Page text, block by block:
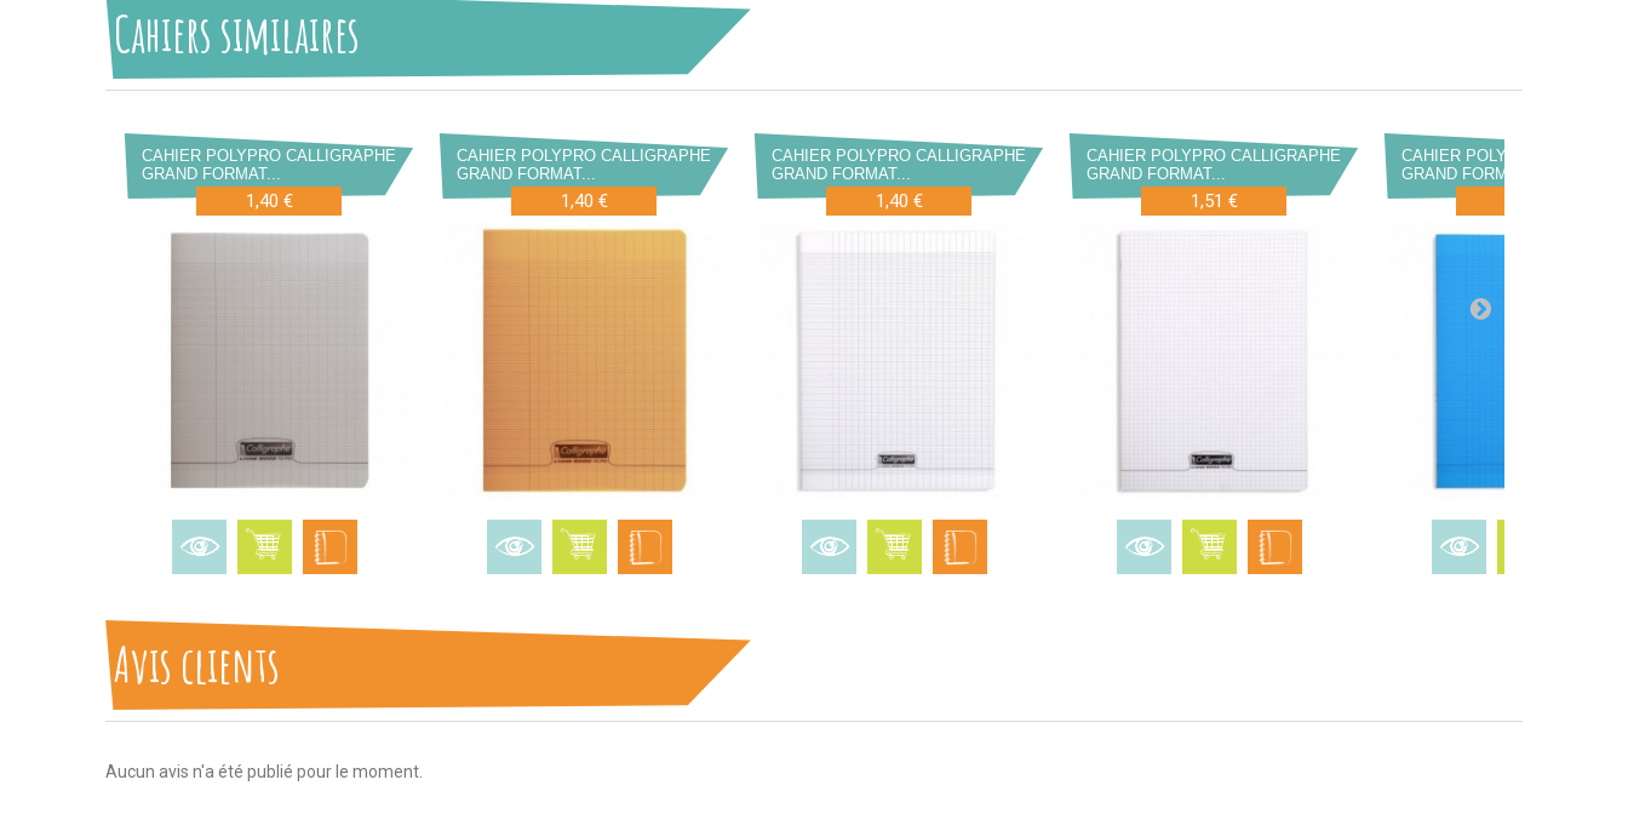
Cahiers similaires
CAHIER POLYPRO CALLIGRAPHE
GRAND FORMAT...
1,40 €
CAHIER POLYPRO CALLIGRAPHE
GRAND FORMAT...
1,40 €
CAHIER POLYPRO CALLIGRAPHE
GRAND FORMAT...
1,40 €
CAHIER POLYPRO CALLIGRAPHE
GRAND FORMAT...
1,51 €
CAHIER POLYPRO
GRAND FORMAT...
Avis clients
Aucun avis n'a été publié pour le moment.